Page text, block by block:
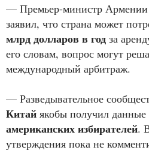
— Премьер-министр Армении
заявил, что страна может
млрд долларов в год за
его словам, вопрос могут
международный арбитраж.
— Разведывательное
Китай якобы получил данные
американских избирателей.
утверждения пока не